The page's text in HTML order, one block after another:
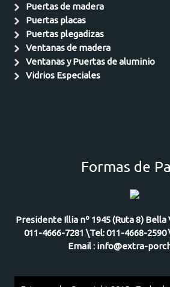
Puertas de madera
Puertas placas
Puertas plegadizas
Ventanas de madera
Ventanas y Puertas de aluminio
Vidrios Especiales
Formas de
Presidente Illia nº 1945 (Ruta 8) Bella
011-4666-7281 \Tel: 011-4668-2590
Email : info@extra-